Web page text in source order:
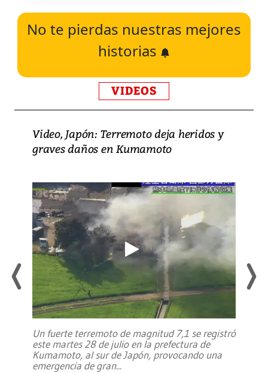
No te pierdas nuestras mejores
historias
VIDEOS
Video, Japón: Terremoto deja heridos y
graves daños en Kumamoto
Un fuerte terremoto de magnitud 7,1 se registró
este martes 28 de julio en la prefectura de
Kumamoto, al sur de Japón, provocando una
emergencia de gran...